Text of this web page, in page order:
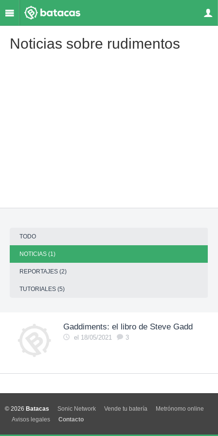
Noticias sobre rudimentos
TODO
NOTICIAS (1)
REPORTAJES (2)
TUTORIALES (5)
Gaddiments: el libro de Steve Gadd
el 18/05/2021 3
© 2026 Batacas Sonic Network Vende tu batería
Metrónomo online
Avisos legales
Contacto